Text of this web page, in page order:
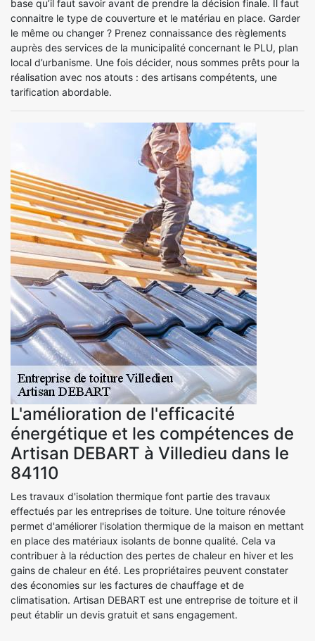
base qu’il faut savoir avant de prendre la décision finale. Il faut
connaitre le type de couverture et le matériau en place. Garder
le même ou changer ? Prenez connaissance des règlements
auprès des services de la municipalité concernant le PLU, plan
local d’urbanisme. Une fois décider, nous sommes prêts pour la
réalisation avec nos atouts : des artisans compétents, une
tarification abordable.
L'amélioration de l'efficacité
énergétique et les compétences de
Artisan DEBART à Villedieu dans le
84110
Les travaux d'isolation thermique font partie des travaux
effectués par les entreprises de toiture. Une toiture rénovée
permet d'améliorer l'isolation thermique de la maison en mettant
en place des matériaux isolants de bonne qualité. Cela va
contribuer à la réduction des pertes de chaleur en hiver et les
gains de chaleur en été. Les propriétaires peuvent constater
des économies sur les factures de chauffage et de
climatisation. Artisan DEBART est une entreprise de toiture et il
peut établir un devis gratuit et sans engagement.